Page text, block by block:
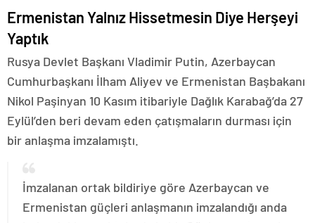
Ermenistan Yalnız Hissetmesin Diye Herşeyi
Yaptık
Rusya Devlet Başkanı Vladimir Putin, Azerbaycan
Cumhurbaşkanı İlham Aliyev ve Ermenistan Başbakanı
Nikol Paşinyan 10 Kasım itibariyle Dağlık Karabağ’da 27
Eylül’den beri devam eden çatışmaların durması için
bir anlaşma imzalamıştı.
İmzalanan ortak bildiriye göre Azerbaycan ve
Ermenistan güçleri anlaşmanın imzalandığı anda